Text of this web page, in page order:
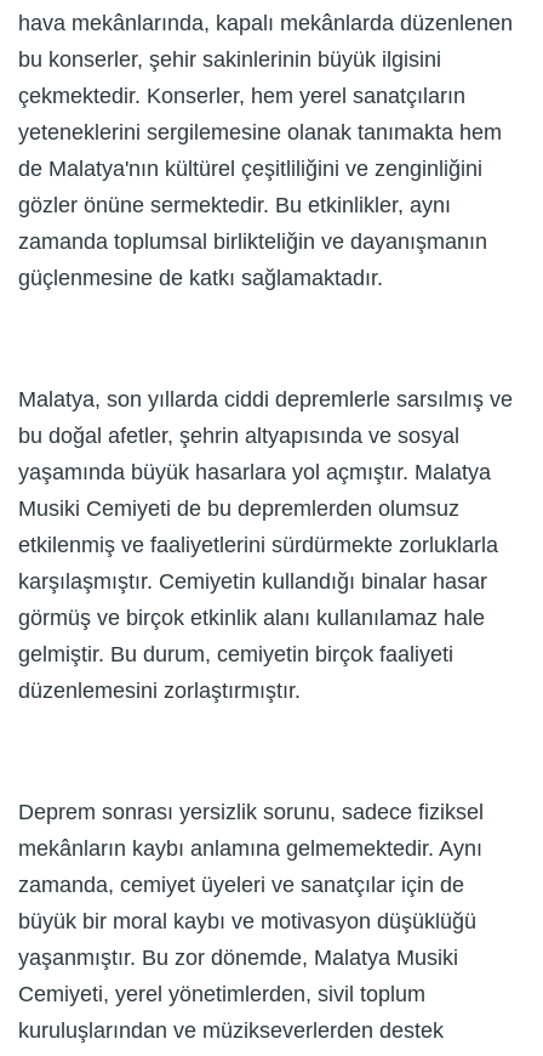
hava mekânlarında, kapalı mekânlarda düzenlenen
bu konserler, şehir sakinlerinin büyük ilgisini
çekmektedir. Konserler, hem yerel sanatçıların
yeteneklerini sergilemesine olanak tanımakta hem
de Malatya'nın kültürel çeşitliliğini ve zenginliğini
gözler önüne sermektedir. Bu etkinlikler, aynı
zamanda toplumsal birlikteliğin ve dayanışmanın
güçlenmesine de katkı sağlamaktadır.
Malatya, son yıllarda ciddi depremlerle sarsılmış ve
bu doğal afetler, şehrin altyapısında ve sosyal
yaşamında büyük hasarlara yol açmıştır. Malatya
Musiki Cemiyeti de bu depremlerden olumsuz
etkilenmiş ve faaliyetlerini sürdürmekte zorluklarla
karşılaşmıştır. Cemiyetin kullandığı binalar hasar
görmüş ve birçok etkinlik alanı kullanılamaz hale
gelmiştir. Bu durum, cemiyetin birçok faaliyeti
düzenlemesini zorlaştırmıştır.
Deprem sonrası yersizlik sorunu, sadece fiziksel
mekânların kaybı anlamına gelmemektedir. Aynı
zamanda, cemiyet üyeleri ve sanatçılar için de
büyük bir moral kaybı ve motivasyon düşüklüğü
yaşanmıştır. Bu zor dönemde, Malatya Musiki
Cemiyeti, yerel yönetimlerden, sivil toplum
kuruluşlarından ve müzikseverlerden destek